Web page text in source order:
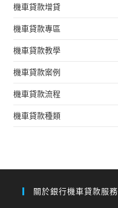
機車貸款增貸
機車貸款專區
機車貸款教學
機車貸款案例
機車貸款流程
機車貸款種類
關於銀行機車貸款服務